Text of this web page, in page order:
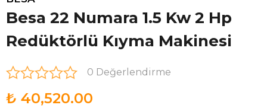
Besa 22 Numara 1.5 Kw 2 Hp
Redüktörlü Kıyma Makinesi
0 Değerlendirme
₺ 40,520.00